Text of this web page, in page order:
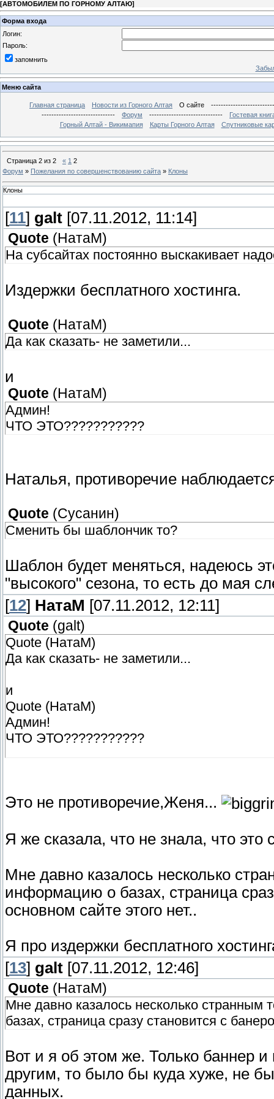
[АВТОМОБИЛЕМ ПО ГОРНОМУ АЛТАЮ]
Форма входа
Логин:
Пароль:
запомнить
Меню сайта
Главная страница Новости из Горного Алтая О сайте
------------------------------
Форум ------------------------------
Гостевая
Горный Алтай - Викимапия
Карты Горного Алтая Спутниковые
Страница 2 из 2 « 1 2
Форум » Пожелания по совершенствованию сайта » Клоны
Клоны
[11] galt [07.11.2012, 11:14]
Quote ( НатаМ)
На субсайтах постоянно выскакивает
Издержки бесплатного хостинга.
Quote ( НатаМ)
Да как сказать- не заметили...
и
Quote ( НатаМ)
Админ!
ЧТО ЭТО???????????
Наталья, противоречие
Quote (Сусанин)
Сменить бы шаблончик то?
Шаблон будет меняться, надеюсь
"высокого" сезона, то есть до мая
[12] НатаМ [07.11.2012, 12:11]
Quote (galt)
Quote (НатаМ)
Да как сказать- не заметили...
и
Quote (НатаМ)
Админ!
ЧТО ЭТО???????????
Это не противоречие,Женя...
Я же сказала, что не знала, что это
Мне давно казалось несколько
информацию о базах, страница
основном сайте этого нет..
Я про издержки бесплатного
[13] galt [07.11.2012, 12:46]
Quote ( НатаМ)
Мне давно казалось несколько странным
базах, страница сразу становится с
Вот и я об этом же. Только баннер
другим, то было бы куда хуже, не
данных.